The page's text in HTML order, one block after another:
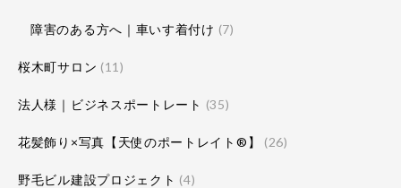
障害のある方へ｜車いす着付け (7)
桜木町サロン (11)
法人様｜ビジネスポートレート (35)
花髪飾り×写真【天使のポートレイト®】 (26)
野毛ビル建設プロジェクト (4)